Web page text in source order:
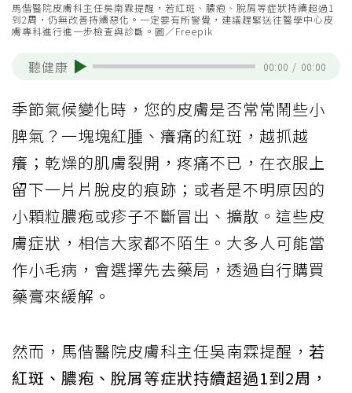
馬偕醫院皮膚科主任吳南霖提醒，若紅斑、膿疱、脫屑等症狀持續超過1
到2周，仍無改善持續惡化。一定要有所警覺，建議趕緊送往醫學中心皮
膚專科進行進一步檢查與診斷。圖／Freepik
聽健康 00:00 / 00:00
季節氣候變化時，您的皮膚是否常常鬧些小
脾氣？一塊塊紅腫、癢痛的紅斑，越抓越
癢；乾燥的肌膚裂開，疼痛不已，在衣服上
留下一片片脫皮的痕跡；或者是不明原因的
小顆粒膿疱或疹子不斷冒出、擴散。這些皮
膚症狀，相信大家都不陌生。大多人可能當
作小毛病，會選擇先去藥局，透過自行購買
藥膏來緩解。
然而，馬偕醫院皮膚科主任吳南霖提醒， 若
紅斑、膿疱、脫屑等症狀持續超過1到2周，